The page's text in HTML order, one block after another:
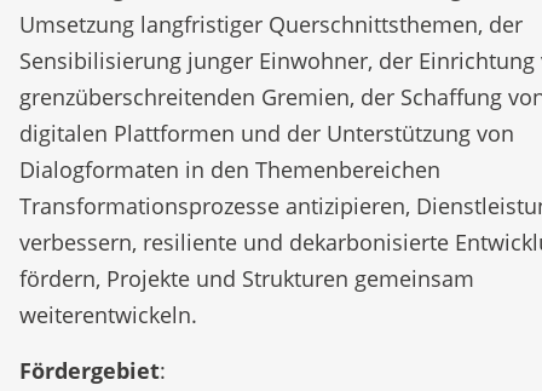
Umsetzung langfristiger Querschnittsthemen, der
Sensibilisierung junger Einwohner, der Einrichtung
grenzüberschreitenden Gremien, der Schaffung
digitalen Plattformen und der Unterstützung von
Dialogformaten in den Themenbereichen
Transformationsprozesse antizipieren,
verbessern, resiliente und dekarbonisierte
fördern, Projekte und Strukturen gemeinsam
weiterentwickeln.
Fördergebiet: